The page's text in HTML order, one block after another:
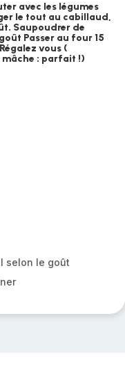
avec les légumes
le tout au cabillaud,
Saupoudrer de
Passer au four 15
vous (
mâche : parfait !)
selon le goût